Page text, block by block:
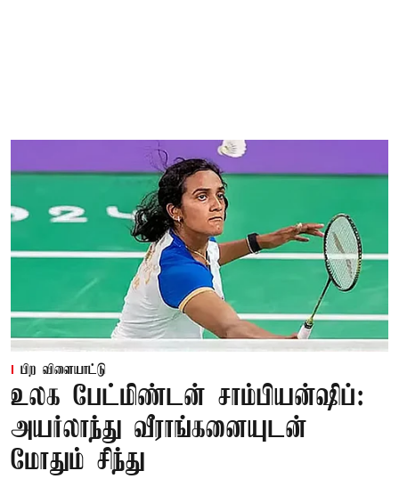
பிற விளையாட்டு
உலக பேட்மிண்டன் சாம்பியன்ஷிப்:
அயர்லாந்து வீராங்கனையுடன்
மோதும் சிந்து